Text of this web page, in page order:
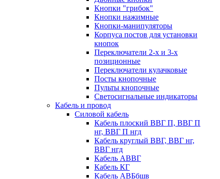
Кнопки "грибок"
Кнопки нажимные
Кнопки-манипуляторы
Корпуса постов для установки
кнопок
Переключатели 2-х и 3-х
позиционные
Переключатели кулачковые
Посты кнопочные
Пульты кнопочные
Светосигнальные индикаторы
Кабель и провод
Силовой кабель
Кабель плоский ВВГ П, ВВГ П
нг, ВВГ П нгд
Кабель круглый ВВГ, ВВГ нг,
ВВГ нгд
Кабель АВВГ
Кабель КГ
Кабель АВБбшв